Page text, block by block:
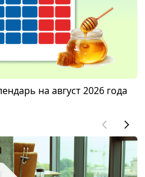
на август 2026 года